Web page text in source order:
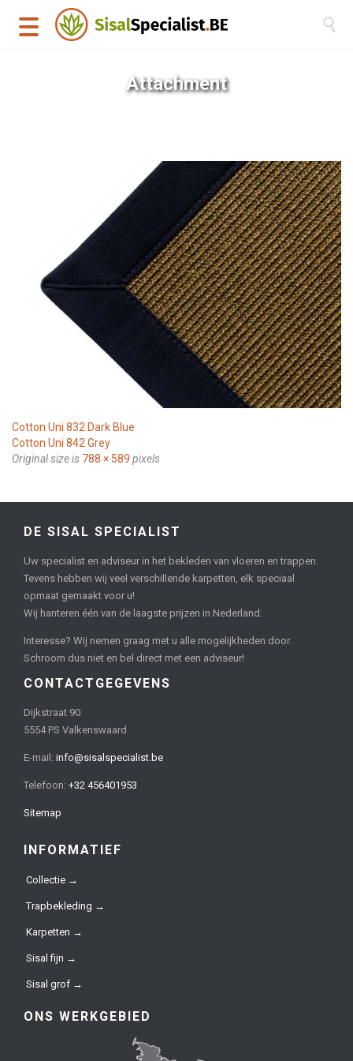

Attachment
Cotton Uni 832 Dark Blue
Cotton Uni 842 Grey
Original size is 788 × 589 pixels
DE SISAL SPECIALIST
Uw specialist en adviseur in het bekleden van vloeren en trappen.
Tevens hebben wij veel verschillende karpetten, elk speciaal
opmaat gemaakt voor u!
Wij hanteren één van de laagste prijzen in Nederland.
Interesse? Wij nemen graag met u alle mogelijkheden door.
Schroom dus niet en bel direct met een adviseur!
CONTACTGEGEVENS
Dijkstraat 90
5554 PS Valkenswaard
E-mail: info@sisalspecialist.be
Telefoon: +32 456401953
Sitemap
INFORMATIEF
Collectie →
Trapbekleding →
Karpetten →
Sisal fijn →
Sisal grof →
ONS WERKGEBIED